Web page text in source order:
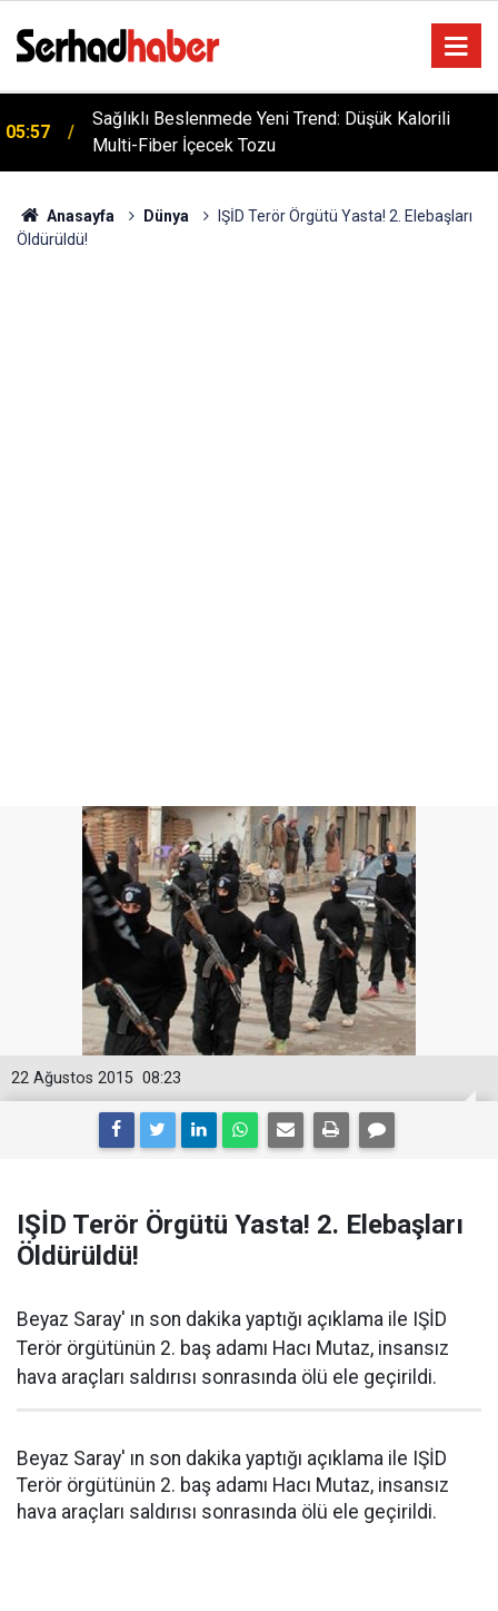
05:57
05:25
Dicle Üniversitesi'nden Türk Dünyası Hamlesi:
Cengiz Aytmatov Sempozyumu Diyarbakır'da!
Anasayfa Dünya
IŞİD Terör Örgütü Yasta! 2. Elebaşları
Öldürüldü!
08:23
22 Ağustos 2015
IŞİD Terör Örgütü Yasta! 2. Elebaşları
Öldürüldü!
Beyaz Saray' ın son dakika yaptığı açıklama ile IŞİD
Terör örgütünün 2. baş adamı Hacı Mutaz, insansız
hava araçları saldırısı sonrasında ölü ele geçirildi.
Beyaz Saray' ın son dakika yaptığı açıklama ile IŞİD
Terör örgütünün 2. baş adamı Hacı Mutaz, insansız
hava araçları saldırısı sonrasında ölü ele geçirildi.